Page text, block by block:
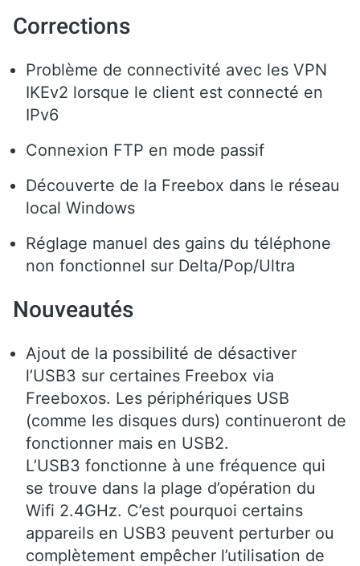
Corrections
Problème de connectivité avec les VPN
IKEv2 lorsque le client est connecté en
IPv6
Connexion FTP en mode passif
Découverte de la Freebox dans le réseau
local Windows
Réglage manuel des gains du téléphone
non fonctionnel sur Delta/Pop/Ultra
Nouveautés
Ajout de la possibilité de désactiver
l’USB3 sur certaines Freebox via
Freeboxos. Les périphériques USB
(comme les disques durs) continueront de
fonctionner mais en USB2.
L’USB3 fonctionne à une fréquence qui
se trouve dans la plage d’opération du
Wifi 2.4GHz. C’est pourquoi certains
appareils en USB3 peuvent perturber ou
complètement empêcher l’utilisation de